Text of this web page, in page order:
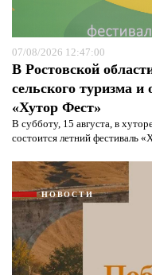
07/08/2026 12:47:00
В Ростовской
сельского туризма и
«Хутор Фест»
В субботу, 15 августа, в
состоится летний фестиваль
НОВОСТИ